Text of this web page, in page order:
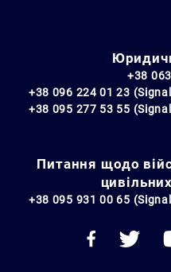
+38
+38 096 224 01 23
+38 095 277 53 55
Питання щодо
+38 095 931 00 65